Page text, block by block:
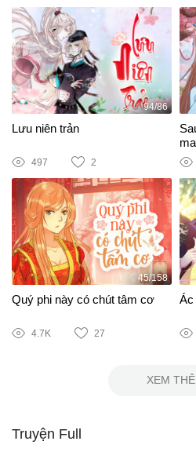
94/86
Lưu niên trản
497 2
45/158
Quý phi này có chút tâm cơ
4.7K 27
Ác
XEM
Truyện Full